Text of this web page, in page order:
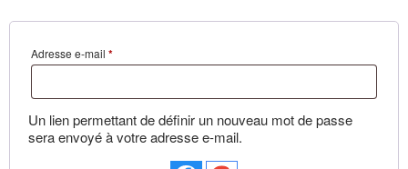
Adresse e-mail *
Un lien permettant de définir un nouveau mot de passe
sera envoyé à votre adresse e-mail.